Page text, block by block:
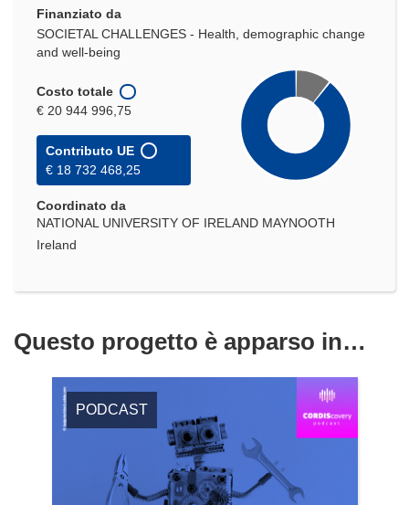
Finanziato da
SOCIETAL CHALLENGES - Health, demographic change
and well-being
Costo totale
€ 20 944 996,75
Contributo UE
€ 18 732 468,25
Coordinato da
NATIONAL UNIVERSITY OF IRELAND MAYNOOTH
Ireland
Questo progetto è apparso in…
PODCAST